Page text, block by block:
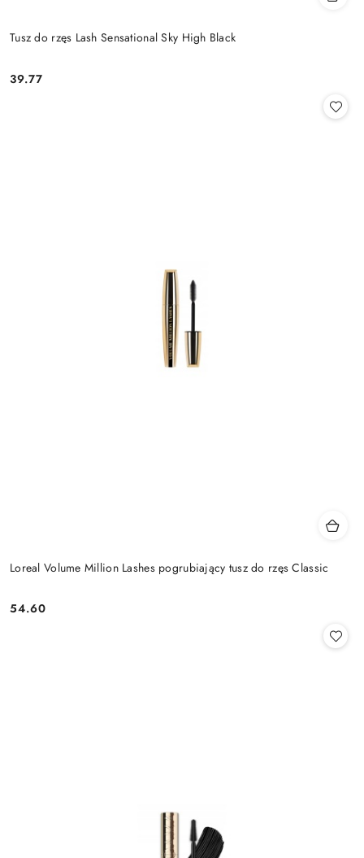
Tusz do rzęs Lash Sensational Sky High Black
Cena:
39.77
Loreal Volume Million Lashes pogrubiający tusz do rzęs Classic
Cena:
54.60